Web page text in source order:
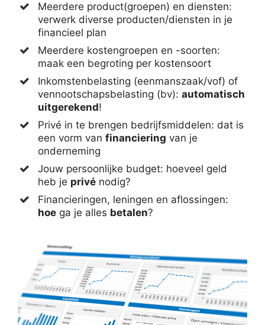
Meerdere product(groepen) en diensten:
verwerk diverse producten/diensten in je
financieel plan
Meerdere kostengroepen en -soorten:
maak een begroting per kostensoort
Inkomstenbelasting (eenmanszaak/vof) of
vennootschapsbelasting (bv): automatisch
uitgerekend!
Privé in te brengen bedrijfsmiddelen: dat is
een vorm van financiering van je
onderneming
Jouw persoonlijke budget: hoeveel geld
heb je privé nodig?
Financieringen, leningen en aflossingen:
hoe ga je alles betalen?